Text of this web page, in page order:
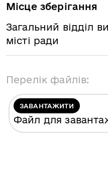
Місце зберігання
Загальний відділ
місті ради
Перелік файлів:
ЗАВАНТАЖИТИ
Файл для